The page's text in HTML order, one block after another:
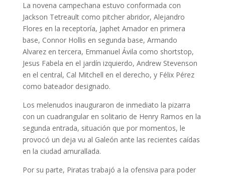
La novena campechana estuvo conformada con
Jackson Tetreault como pitcher abridor, Alejandro
Flores en la receptoría, Japhet Amador en primera
base, Connor Hollis en segunda base, Armando
Alvarez en tercera, Emmanuel Ávila como shortstop,
Jesus Fabela en el jardín izquierdo, Andrew Stevenson
en el central, Cal Mitchell en el derecho, y Félix Pérez
como bateador designado.
Los melenudos inauguraron de inmediato la pizarra
con un cuadrangular en solitario de Henry Ramos en la
segunda entrada, situación que por momentos, le
provocó un deja vu al Galeón ante las recientes caídas
en la ciudad amurallada.
Por su parte, Piratas trabajó a la ofensiva para poder